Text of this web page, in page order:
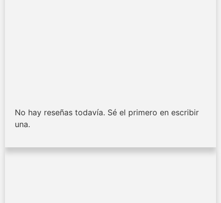
No hay reseñas todavía. Sé el primero en escribir
una.